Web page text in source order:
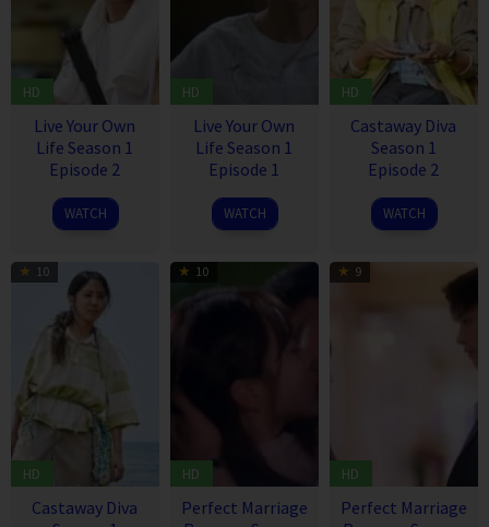
HD
Live Your Own
Life Season 1
Episode 2
17
Sep
WATCH
HD
Live Your Own
Life Season 1
Episode 1
16
Sep
WATCH
HD
Castaway Diva
Season 1
Episode 2
29
Oct
WATCH
10
HD
Castaway Diva
10
HD
Perfect Marriage
9
HD
Perfect Marriage